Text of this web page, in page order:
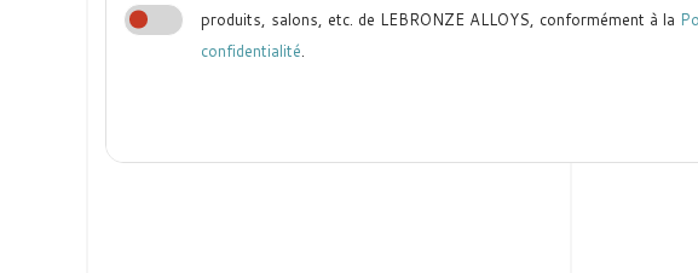
produits, salons, etc. de LEBRONZE ALLOYS, conformément à la
confidentialité.